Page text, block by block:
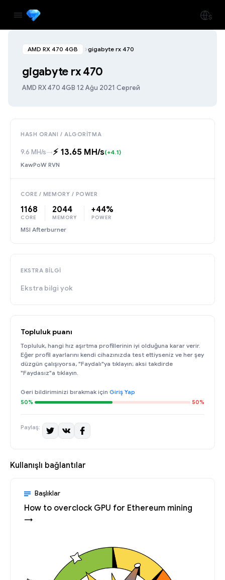
AMD RX 470 4GB gigabyte rx 470
gigabyte rx 470
AMD RX 470 4GB·12 Ağu 2021·Сергей
HASH ORANI / ALGORITMA
9.6 MH/s→⚡️ 13.65 MH/s(+4.1)
KawPoW RVN
CORE / MEMORY / POWER
1168
CORE
2044
MEMORY
+44%
POWER
MSI Afterburner
EKSTRA BILGI
Ekstra bilgi yok
Topluluk puanı
Topluluk, hangi hız aşırtma profillerinin iyi olduğuna karar verir.
Eğer profil ayarlarını kendi cihazınızda test ettiyseniz ve her şey
düzgün çalışıyorsa, "Faydalı"ya tıklayın; aksi takdirde
"Faydasız"a tıklayın.
Geri bildiriminizi bırakmak için Giriş Yap
50% 50%
Paylaş:
Kullanışlı bağlantılar
Başlıklar
How to overclock GPU for Ethereum mining
→